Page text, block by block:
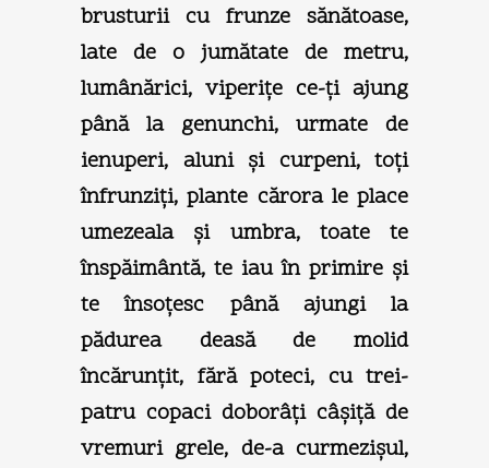
brusturii cu frunze sănătoase,
late de o jumătate de metru,
lumânărici, viperiţe ce-ţi ajung
până la genunchi, urmate de
ienuperi, aluni şi curpeni, toţi
înfrunziţi, plante cărora le place
umezeala şi umbra, toate te
înspăimântă, te iau în primire şi
te însoţesc până ajungi la
pădurea deasă de molid
încărunţit, fără poteci, cu trei-
patru copaci doborâţi câşiţă de
vremuri grele, de-a curmezişul,